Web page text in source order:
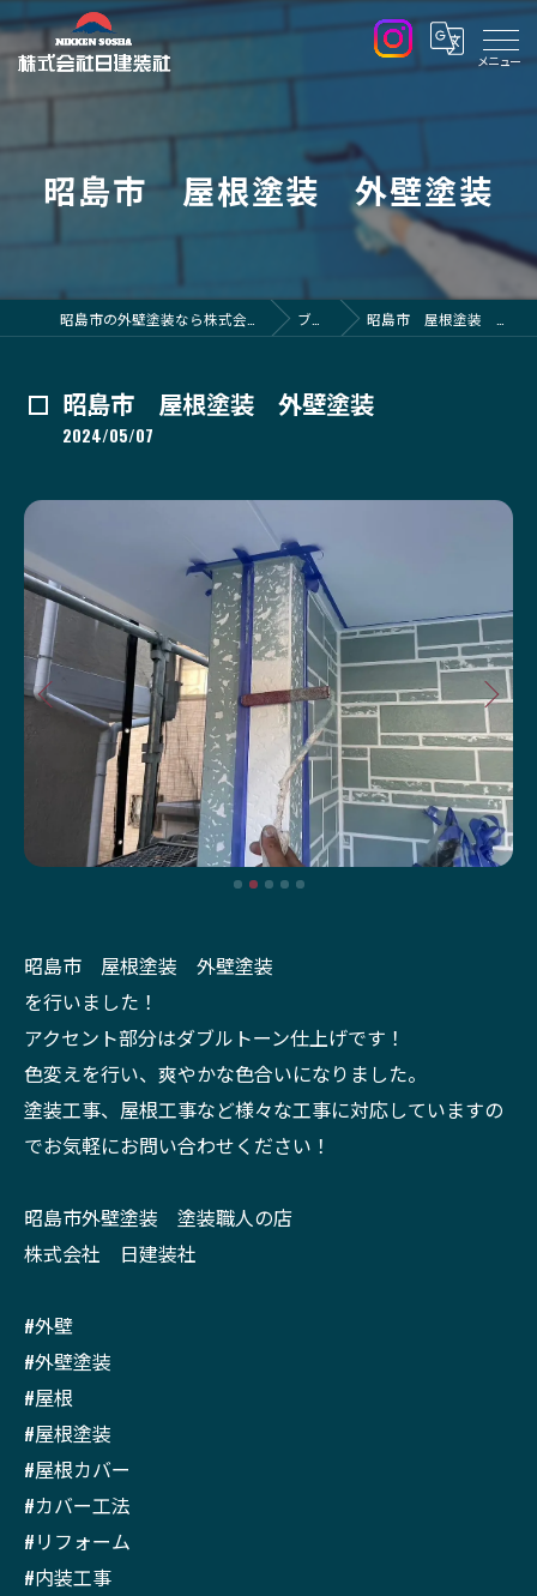
昭島市 屋根塗装 外壁塗装
ブログ 昭島市 屋根塗装 外壁塗装
昭島市 屋根塗装 外壁塗装
2024/05/07
昭島市 屋根塗装 外壁塗装
を行いました！
アクセント部分はダブルトーン仕上げです！
色変えを行い、爽やかな色合いになりました。
塗装工事、屋根工事など様々な工事に対応していますの
でお気軽にお問い合わせください！
昭島市外壁塗装 塗装職人の店
株式会社 日建装社
#外壁
#外壁塗装
#屋根
#屋根塗装
#屋根カバー
#カバー工法
#リフォーム
#内装工事